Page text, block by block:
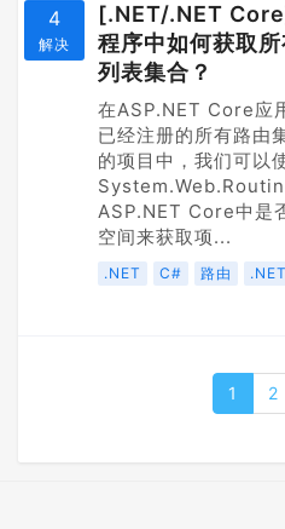
4
解决
[.NET/.NET
程序中如何获取
列表集合？
在ASP.NET Core应
已经注册的所有路由
的项目中，我们可以
ASP.NET Core中是
空间来获取项...
.NET C# 路由
1 2